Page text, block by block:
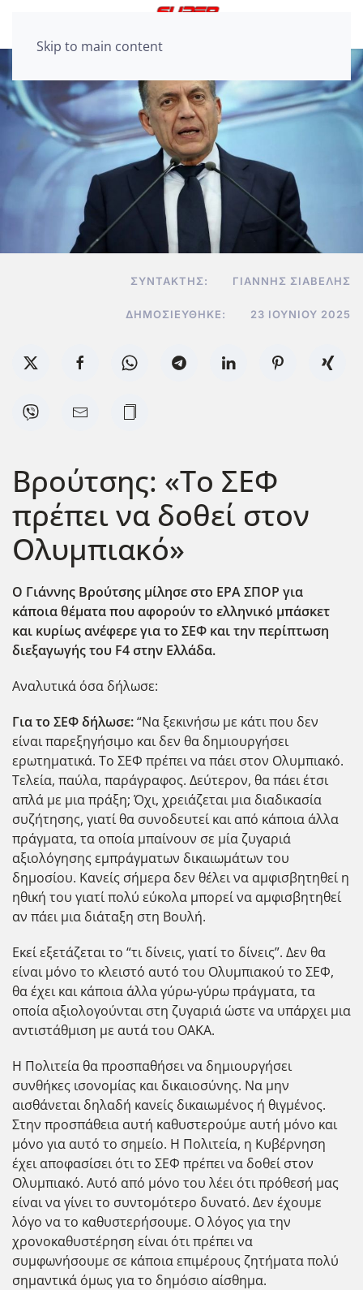
Skip to main content
ΣΥΝΤΆΚΤΗΣ: ΓΙΆΝΝΗΣ ΣΙΑΒΕΛΉΣ
ΔΗΜΟΣΙΕΎΘΗΚΕ: 23 ΙΟΥΝΊΟΥ 2025
Βρούτσης: «Το ΣΕΦ
πρέπει να δοθεί στον
Ολυμπιακό»
Ο Γιάννης Βρούτσης μίλησε στο ΕΡΑ ΣΠΟΡ για
κάποια θέματα που αφορούν το ελληνικό μπάσκετ
και κυρίως ανέφερε για το ΣΕΦ και την περίπτωση
διεξαγωγής του F4 στην Ελλάδα.
Αναλυτικά όσα δήλωσε:
Για το ΣΕΦ δήλωσε:“Να ξεκινήσω με κάτι που δεν
είναι παρεξηγήσιμο και δεν θα δημιουργήσει
ερωτηματικά. Το ΣΕΦ πρέπει να πάει στον Ολυμπιακό.
Τελεία, παύλα, παράγραφος. Δεύτερον, θα πάει έτσι
απλά με μια πράξη; Όχι, χρειάζεται μια διαδικασία
συζήτησης, γιατί θα συνοδευτεί και από κάποια άλλα
πράγματα, τα οποία μπαίνουν σε μία ζυγαριά
αξιολόγησης εμπράγματων δικαιωμάτων του
δημοσίου. Κανείς σήμερα δεν θέλει να αμφισβητηθεί η
ηθική του γιατί πολύ εύκολα μπορεί να αμφισβητηθεί
αν πάει μια διάταξη στη Βουλή.
Εκεί εξετάζεται το “τι δίνεις, γιατί το δίνεις”. Δεν θα
είναι μόνο το κλειστό αυτό του Ολυμπιακού το ΣΕΦ,
θα έχει και κάποια άλλα γύρω-γύρω πράγματα, τα
οποία αξιολογούνται στη ζυγαριά ώστε να υπάρχει μια
αντιστάθμιση με αυτά του ΟΑΚΑ.
Η Πολιτεία θα προσπαθήσει να δημιουργήσει
συνθήκες ισονομίας και δικαιοσύνης. Να μην
αισθάνεται δηλαδή κανείς δικαιωμένος ή θιγμένος.
Στην προσπάθεια αυτή καθυστερούμε αυτή μόνο και
μόνο για αυτό το σημείο. Η Πολιτεία, η Κυβέρνηση
έχει αποφασίσει ότι το ΣΕΦ πρέπει να δοθεί στον
Ολυμπιακό. Αυτό από μόνο του λέει ότι πρόθεσή μας
είναι να γίνει το συντομότερο δυνατό. Δεν έχουμε
λόγο να το καθυστερήσουμε. Ο λόγος για την
χρονοκαθυστέρηση είναι ότι πρέπει να
συμφωνήσουμε σε κάποια επιμέρους ζητήματα πολύ
σημαντικά όμως για το δημόσιο αίσθημα.